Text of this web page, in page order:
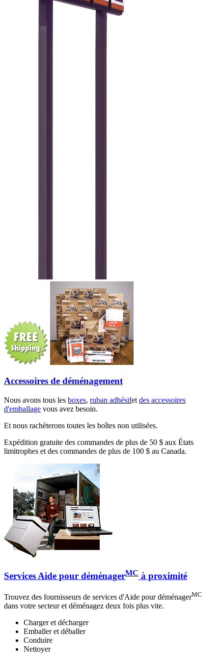
Accessoires de déménagement
Nous avons tous les boxes, ruban adhésifet des accessoires
d'emballage vous avez besoin.
Et nous rachèterons toutes les boîtes non utilisées.
Expédition gratuite des commandes de plus de 50 $ aux États
limitrophes et des commandes de plus de 100 $ au Canada.
Services Aide pour déménagerMC à proximité
Trouvez des fournisseurs de services d'Aide pour déménagerMC
dans votre secteur et déménagez deux fois plus vite.
Charger et décharger
Emballer et déballer
Conduire
Nettoyer